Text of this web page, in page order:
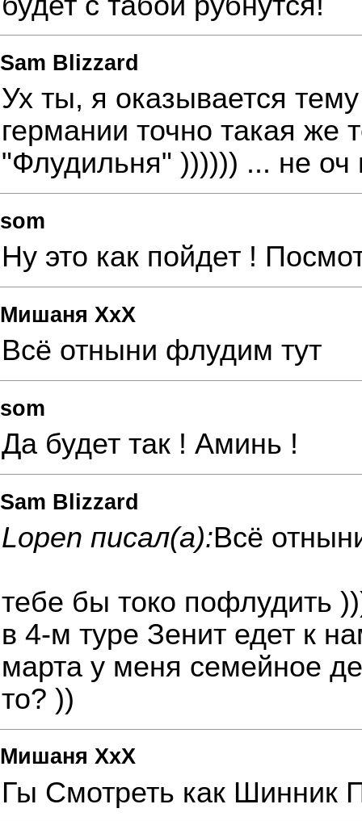
Sam Blizzard
Ух ты, я оказывается
германии точно такая же
"Флудильня" )))))) ... не оч
som
Ну это как пойдет !
Мишаня ХхХ
Всё отныни флудим тут
som
Да будет так ! Аминь !
Sam Blizzard
Lopen писал(а):Всё
тебе бы токо пофлудить
в 4-м туре Зенит едет к
марта у меня семейное
то? ))
Мишаня ХхХ
Гы Смотреть как Шинник